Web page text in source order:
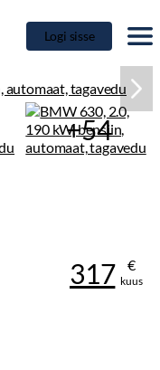
Logi sisse
+54
317 €
kuus